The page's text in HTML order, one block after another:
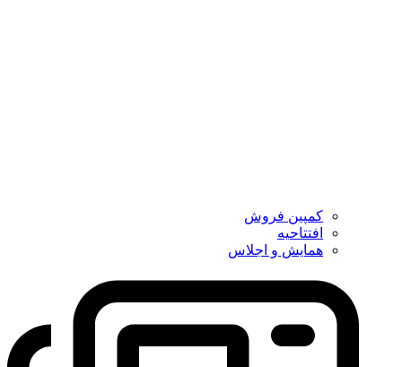
کمپین فروش
افتتاحیه
همایش و اجلاس